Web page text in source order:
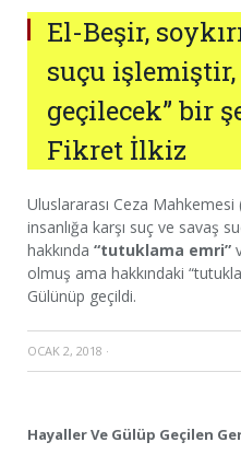
El-Beşir,
suçu işlemiştir,
geçilecek” bir
Fikret İlkiz
Uluslararası Ceza Mahkemesi
insanlığa karşı suç ve savaş
hakkında “tutuklama emri”
olmuş ama hakkındaki
Gülünüp geçildi.
OCAK 2, 2018 ·
Hayaller Ve Gülüp Geçilen